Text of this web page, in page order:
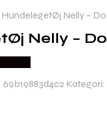
HundelegetØj Nelly –
Nelly –
69b19883d4c2 Kategori: